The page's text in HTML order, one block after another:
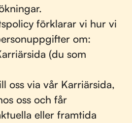
förklarar vi hur vi
om:
(du som
oss via vår Karriärsida,
oss och får
eller framtida